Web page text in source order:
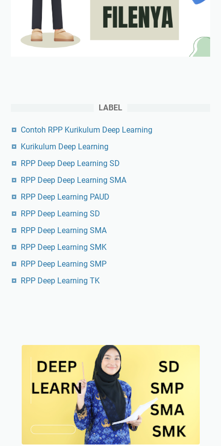
LABEL
Contoh RPP Kurikulum Deep Learning
Kurikulum Deep Learning
RPP Deep Deep Learning SD
RPP Deep Deep Learning SMA
RPP Deep Learning PAUD
RPP Deep Learning SD
RPP Deep Learning SMA
RPP Deep Learning SMK
RPP Deep Learning SMP
RPP Deep Learning TK